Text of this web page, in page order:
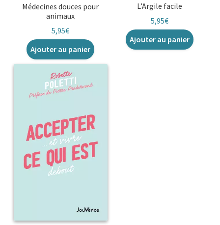
Médecines douces pour
animaux
5,95€
Ajouter au panier
L’Argile facile
5,95€
Ajouter au panier